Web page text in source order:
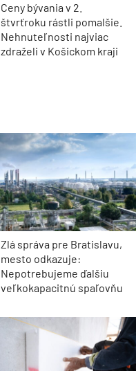
Ceny bývania v 2.
štvrťroku rástli pomalšie.
Nehnuteľnosti najviac
zdraželi v Košickom kraji
Zlá správa pre Bratislavu,
mesto odkazuje:
Nepotrebujeme ďalšiu
veľkokapacitnú spaľovňu